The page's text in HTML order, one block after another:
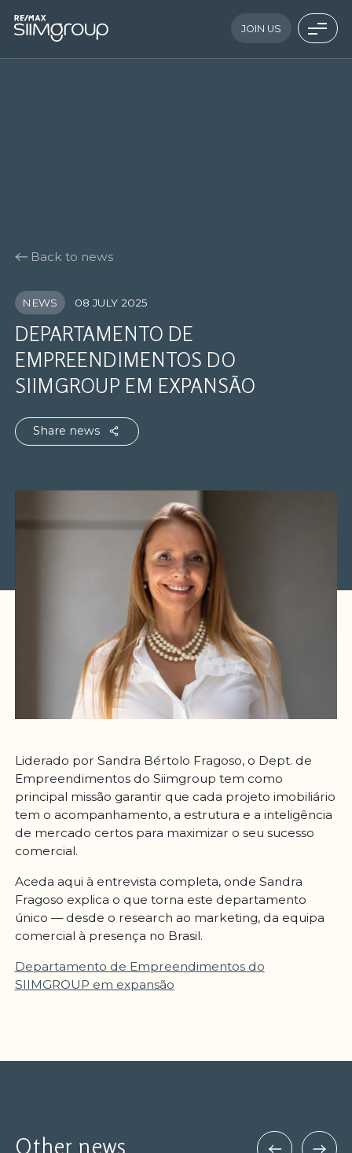
JOIN US
Back to news
NEWS 08 JULY 2025
DEPARTAMENTO DE
EMPREENDIMENTOS DO
SIIMGROUP EM EXPANSÃO
Share news
Liderado por Sandra Bértolo Fragoso, o Dept. de
Empreendimentos do Siimgroup tem como
principal missão garantir que cada projeto imobiliário
tem o acompanhamento, a estrutura e a inteligência
de mercado certos para maximizar o seu sucesso
comercial.
Aceda aqui à entrevista completa, onde Sandra
Fragoso explica o que torna este departamento
único — desde o research ao marketing, da equipa
comercial à presença no Brasil.
Departamento de Empreendimentos do
SIIMGROUP em expansão
Other news